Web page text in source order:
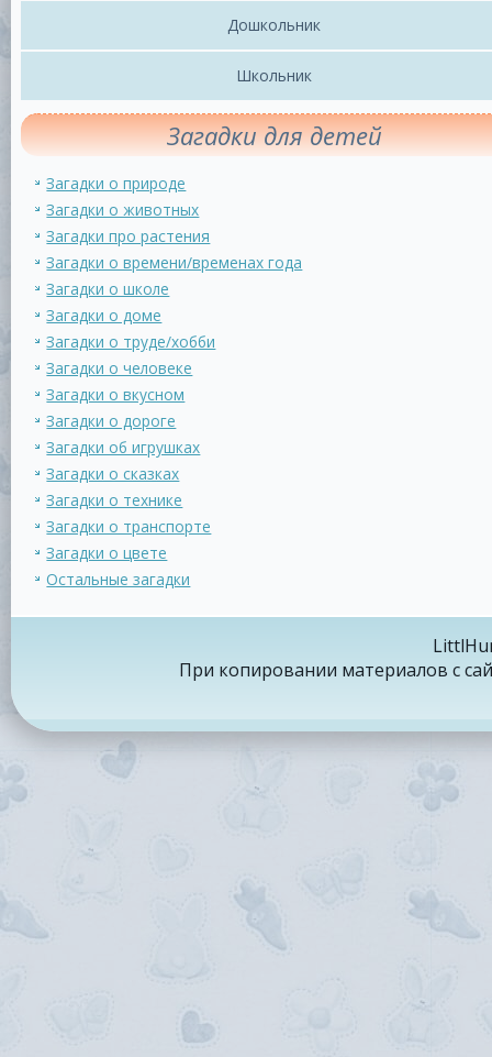
Дошкольник
Школьник
Загадки для детей
Загадки о природе
Загадки о животных
Загадки про растения
Загадки о времени/временах года
Загадки о школе
Загадки о доме
Загадки о труде/хобби
Загадки о человеке
Загадки о вкусном
Загадки о дороге
Загадки об игрушках
Загадки о сказках
Загадки о технике
Загадки о транспорте
Загадки о цвете
Остальные загадки
При копировании материалов с